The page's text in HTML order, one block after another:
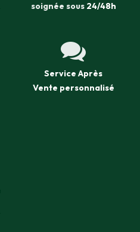
soignée sous 24/48h
Service Après
Vente personnalisé